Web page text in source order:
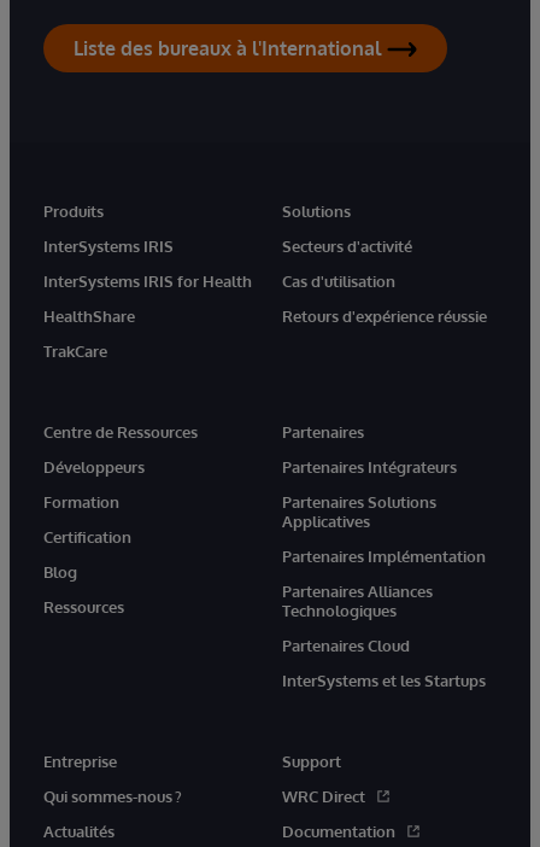
Liste des bureaux à l'International
Produits
InterSystems IRIS
InterSystems IRIS for Health
HealthShare
TrakCare
Solutions
Secteurs d'activité
Cas d'utilisation
Retours d'expérience réussie
Centre de Ressources
Développeurs
Formation
Certification
Blog
Ressources
Partenaires
Partenaires Intégrateurs
Partenaires Solutions
Applicatives
Partenaires Implémentation
Partenaires Alliances
Technologiques
Partenaires Cloud
InterSystems et les Startups
Entreprise
Qui sommes-nous ?
Actualités
Support
WRC Direct
Documentation